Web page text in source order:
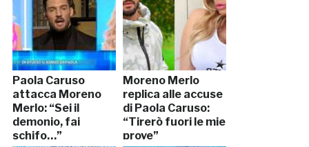
Paola Caruso
attacca Moreno
Merlo: “Sei il
demonio, fai
schifo…”
Moreno Merlo
replica alle accuse
di Paola Caruso:
“Tirerò fuori le mie
prove”